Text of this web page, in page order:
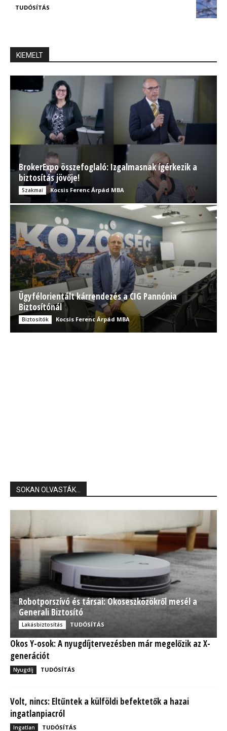
TUDÓSÍTÁS
KIEMELT
BrokerExpo összefoglaló: Izgalmasnak ígérkezik a
biztosítás jövője!
Szakmai Kocsis Ferenc Árpád MBA
Ügyfélorientált kárrendezés a CIG Pannónia
Biztosítónál
Biztosítók Kocsis Ferenc Árpád MBA
SOKAN OLVASTÁK...
Robotporszívó és társai: Okoseszközökről mesél a
Generali Biztosító
Lakásbiztosítás TUDÓSÍTÁS
Okos Y-osok: A nyugdíjtervezésben már megelőzik az X-
generációt
Nyugdíj TUDÓSÍTÁS
Volt, nincs: Eltűntek a külföldi befektetők a hazai
ingatlanpiacról
Ingatlan TUDÓSÍTÁS